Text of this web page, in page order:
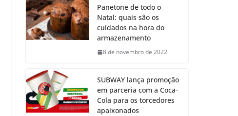
Panetone de todo o
Natal: quais são os
cuidados na hora do
armazenamento
8 de novembro de 2022
SUBWAY lança promoção
em parceria com a Coca-
Cola para os torcedores
apaixonados